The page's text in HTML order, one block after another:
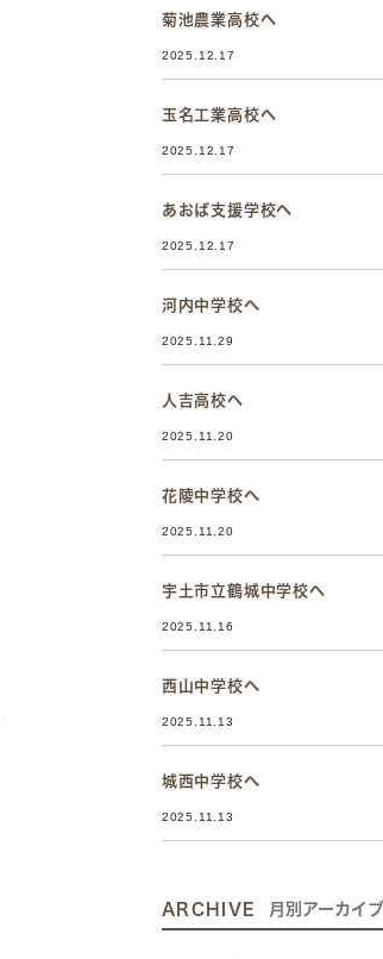
菊池農業高校へ
2025.12.17
玉名工業高校へ
2025.12.17
あおば支援学校へ
2025.12.17
河内中学校へ
2025.11.29
人吉高校へ
2025.11.20
花陵中学校へ
2025.11.20
宇土市立鶴城中学校へ
2025.11.16
西山中学校へ
2025.11.13
城西中学校へ
2025.11.13
ARCHIVE 月別アーカイブ